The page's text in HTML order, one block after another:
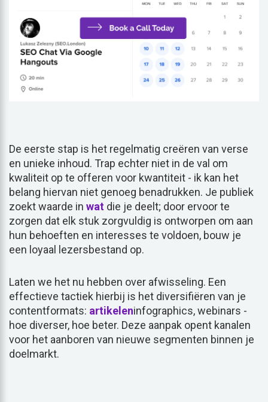
De eerste stap is het regelmatig creëren van verse
en unieke inhoud. Trap echter niet in de val om
kwaliteit op te offeren voor kwantiteit - ik kan het
belang hiervan niet genoeg benadrukken. Je publiek
zoekt waarde in wat die je deelt; door ervoor te
zorgen dat elk stuk zorgvuldig is ontworpen om aan
hun behoeften en interesses te voldoen, bouw je
een loyaal lezersbestand op.
Laten we het nu hebben over afwisseling. Een
effectieve tactiek hierbij is het diversifiëren van je
contentformats: artikeleninfographics, webinars -
hoe diverser, hoe beter. Deze aanpak opent kanalen
voor het aanboren van nieuwe segmenten binnen je
doelmarkt.